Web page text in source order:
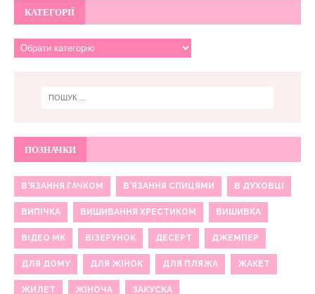
КАТЕГОРІЇ
ПОЗНАЧКИ
В'ЯЗАННЯ ГАЧКОМ В'ЯЗАННЯ СПИЦЯМИ В ДУХОВЦІ
ВИПІЧКА ВИШИВАННЯ ХРЕСТИКОМ ВИШИВКА
ВІДЕО МК ВІЗЕРУНОК ДЕСЕРТ ДЖЕМПЕР
ДЛЯ ДОМУ ДЛЯ ЖІНОК ДЛЯ ПЛЯЖА ЖАКЕТ
ЖИЛЕТ ЖІНОЧА ЗАКУСКА